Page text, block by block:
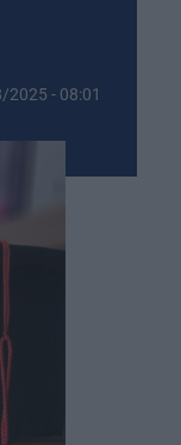
2025 - 08:01